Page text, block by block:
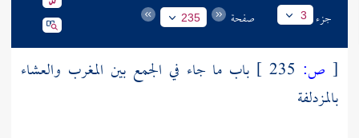
جزء 3 صفحة 235
[ ص:
باب ما جاء في الجمع بين المغرب والعشاء
بالمزدلفة